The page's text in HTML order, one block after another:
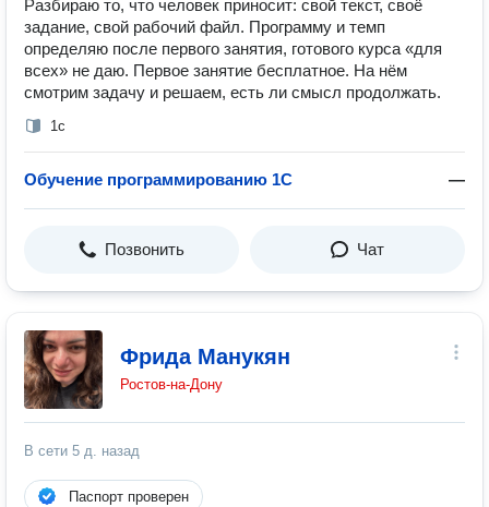
Разбираю то, что человек приносит: свой текст, своё
задание, свой рабочий файл. Программу и темп
определяю после первого занятия, готового курса «для
всех» не даю. Первое занятие бесплатное. На нём
смотрим задачу и решаем, есть ли смысл продолжать.
1с
Обучение программированию 1С —
Позвонить Чат
Фрида Манукян
Ростов-на-Дону
В сети 5 д. назад
Паспорт проверен